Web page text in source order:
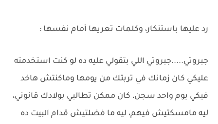
رد عليها باستنكار، وكلمات تعريها أمام نفسها :
جبروتي.....جبروتي اللي بتقولي عليه ده لو كنت استخدمته
عليكي كان زمانك في تربتك من يومها وماكنتش هاخد
فيكي يوم واحد سجن، كان ممكن تطالبي بولادك قانوني،
ليه مامسكتيش فيهم، ليه ما فضلتيش قدام البيت ده